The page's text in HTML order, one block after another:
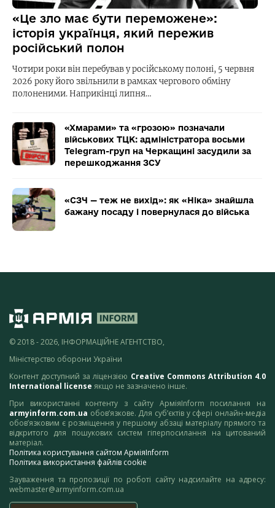
«Це зло має бути переможене»:
історія українця, який пережив
російський полон
Чотири роки він перебував у російському полоні, 5 червня
2026 року його звільнили в рамках чергового обміну
полоненими. Наприкінці липня…
«Хмарами» та «грозою» позначали
військових ТЦК: адміністратора восьми
Telegram-груп на Черкащині засудили за
перешкоджання ЗСУ
«СЗЧ — теж не вихід»: як «Ніка» знайшла
бажану посаду і повернулася до війська
© 2018 - 2026, ІНФОРМАЦІЙНЕ АГЕНТСТВО,
Міністерство оборони України
Контент доступний за ліцензією Creative Commons Attribution 4.0
International license якщо не зазначено інше.
При використанні контенту з сайту АрміяInform посилання на
armyinform.com.ua обов’язкове. Для суб’єктів у сфері онлайн-медіа
обов’язковим є розміщення у першому абзаці матеріалу прямого та
відкритого для пошукових систем гіперпосилання на цитований
матеріал.
Політика користування сайтом АрміяInform
Політика використання файлів cookie
Зауваження та пропозиції по роботі сайту надсилайте на адресу:
webmaster@armyinform.com.ua